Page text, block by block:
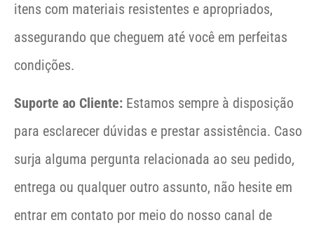
itens com materiais resistentes e apropriados,
assegurando que cheguem até você em perfeitas
condições.
Suporte ao Cliente: Estamos sempre à disposição
para esclarecer dúvidas e prestar assistência. Caso
surja alguma pergunta relacionada ao seu pedido,
entrega ou qualquer outro assunto, não hesite em
entrar em contato por meio do nosso canal de